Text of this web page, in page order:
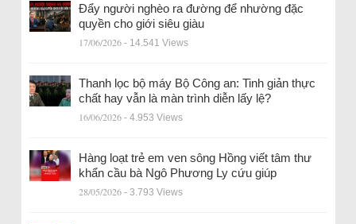
Đẩy người nghèo ra đường để nhường đặc
quyền cho giới siêu giàu
17/06/2026 - 14.541 Views
Thanh lọc bộ máy Bộ Công an: Tinh giản thực
chất hay vẫn là màn trình diễn lấy lệ?
16/06/2026 - 4.953 Views
Hàng loạt trẻ em ven sông Hồng viết tâm thư
khẩn cầu bà Ngô Phương Ly cứu giúp
28/05/2026 - 3.793 Views